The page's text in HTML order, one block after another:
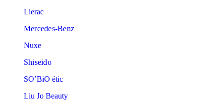
Lierac
Mercedes-Benz
Nuxe
Shiseido
SO’BiO étic
Liu Jo Beauty